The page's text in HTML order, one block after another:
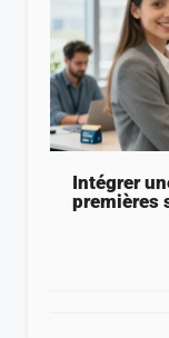
Intégrer
premières